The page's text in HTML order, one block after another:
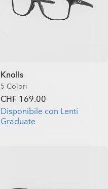
Knolls
5 Colori
CHF 169.00
Disponibile con Lenti
Graduate